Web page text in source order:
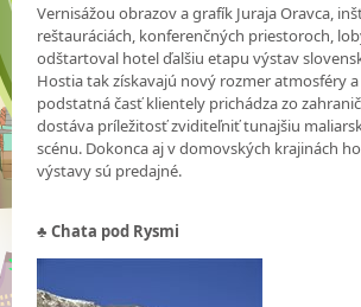
Vernisážou obrazov a grafík Juraja Oravca,
reštauráciách, konferenčných priestoroch,
odštartoval hotel ďalšiu etapu výstav
Hostia tak získavajú nový rozmer atmosféry a
podstatná časť klientely prichádza zo
dostáva príležitosť zviditeľniť tunajšiu
scénu. Dokonca aj v domovských krajinách
výstavy sú predajné.
♣ Chata pod Rysmi